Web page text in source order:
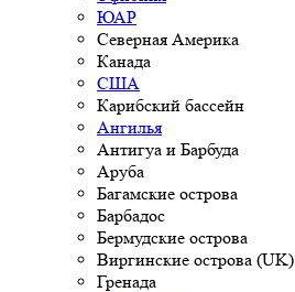
ЮАР
Северная Америка
Канада
США
Карибский бассейн
Ангилья
Антигуа и Барбуда
Аруба
Багамские острова
Барбадос
Бермудские острова
Виргинские острова (UK)
Гренада